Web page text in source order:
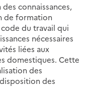
connaissances,
de formation
du travail qui
nécessaires
liées aux
domestiques. Cette
des
des